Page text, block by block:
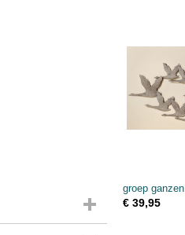
groep ganzen
€ 39,95